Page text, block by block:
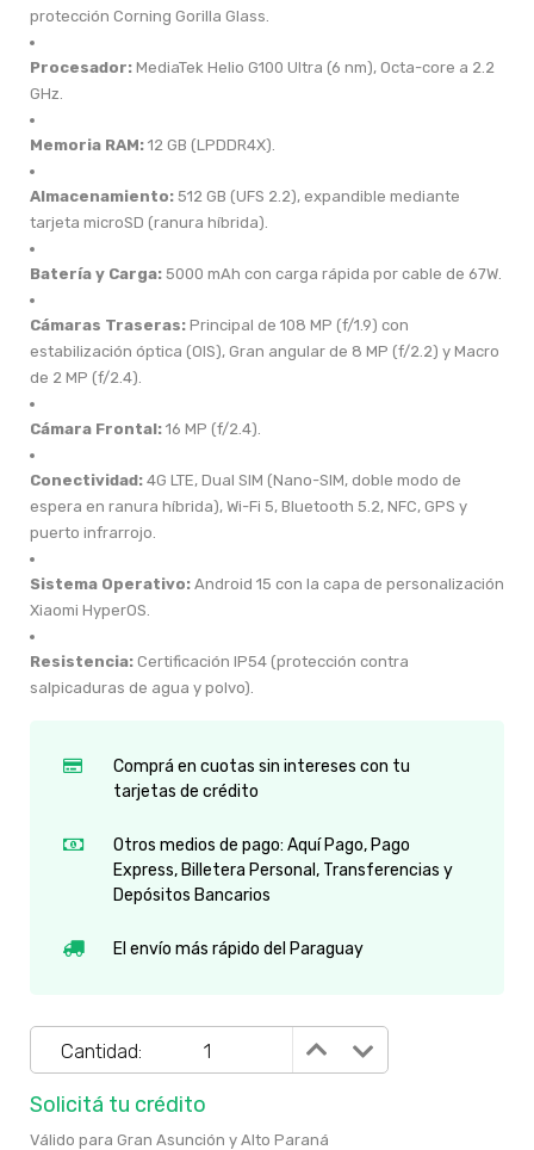
protección Corning Gorilla Glass.
Procesador: MediaTek Helio G100 Ultra (6 nm), Octa-core a 2.2
GHz.
Memoria RAM: 12 GB (LPDDR4X).
Almacenamiento: 512 GB (UFS 2.2), expandible mediante
tarjeta microSD (ranura híbrida).
Batería y Carga: 5000 mAh con carga rápida por cable de 67W.
Cámaras Traseras: Principal de 108 MP (f/1.9) con
estabilización óptica (OIS), Gran angular de 8 MP (f/2.2) y Macro
de 2 MP (f/2.4).
Cámara Frontal: 16 MP (f/2.4).
Conectividad: 4G LTE, Dual SIM (Nano-SIM, doble modo de
espera en ranura híbrida), Wi-Fi 5, Bluetooth 5.2, NFC, GPS y
puerto infrarrojo.
Sistema Operativo: Android 15 con la capa de personalización
Xiaomi HyperOS.
Resistencia: Certificación IP54 (protección contra
salpicaduras de agua y polvo).
Comprá en cuotas sin intereses con tu
tarjetas de crédito
Otros medios de pago: Aquí Pago, Pago
Express, Billetera Personal, Transferencias y
Depósitos Bancarios
El envío más rápido del Paraguay
Cantidad:
Solicitá tu crédito
Válido para Gran Asunción y Alto Paraná